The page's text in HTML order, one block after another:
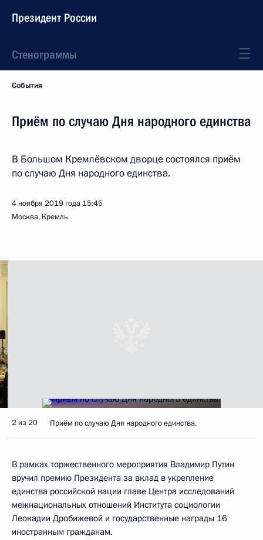
Президент России
Стенограммы
События
Приём по случаю Дня народного единства
В Большом Кремлёвском дворце состоялся приём
по случаю Дня народного единства.
4 ноября 2019 года 15:45
Москва, Кремль
2 из 20 Приём по случаю Дня народного единства.
В рамках торжественного мероприятия Владимир Путин
вручил премию Президента за вклад в укрепление
единства российской нации главе Центра исследований
межнациональных отношений Института социологии
Леокадии Дробижевой и государственные награды 16
иностранным гражданам.